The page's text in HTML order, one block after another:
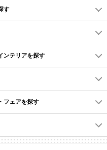
す
ンテリアを探す
フェアを探す